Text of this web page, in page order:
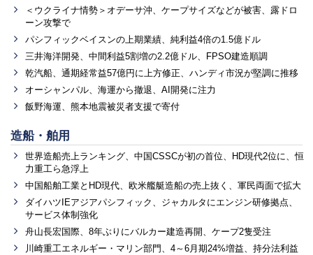
＜ウクライナ情勢＞オデーサ沖、ケープサイズなどが被害、露ドロ
ーン攻撃で
パシフィックベイスンの上期業績、純利益4倍の1.5億ドル
三井海洋開発、中間利益5割増の2.2億ドル、FPSO建造順調
乾汽船、通期経常益57億円に上方修正、ハンディ市況が堅調に推移
オーシャンパル、海運から撤退、AI開発に注力
飯野海運、熊本地震被災者支援で寄付
造船・舶用
世界造船売上ランキング、中国CSSCが初の首位、HD現代2位に、恒
力重工ら急浮上
中国船舶工業とHD現代、欧米艦艇造船の売上抜く、軍民両面で拡大
ダイハツIEアジアパシフィック、ジャカルタにエンジン研修拠点、
サービス体制強化
舟山長宏国際、8年ぶりにバルカー建造再開、ケープ2隻受注
川崎重工エネルギー・マリン部門、4～6月期24%増益、持分法利益